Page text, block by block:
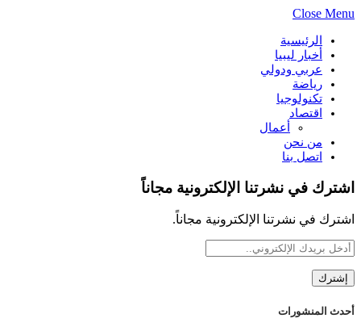
Close Menu
الرئيسية
أخبار ليبيا
عربي ودولي
رياضة
تكنولوجيا
اقتصاد
أعمال
من نحن
اتصل بنا
اشترك في نشرتنا الإلكترونية مجاناً
اشترك في نشرتنا الإلكترونية مجاناً.
أحدث المنشورات